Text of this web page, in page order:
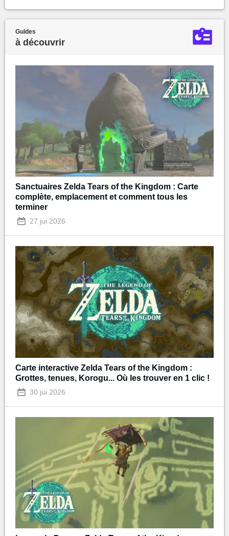
Guides
à découvrir
Sanctuaires Zelda Tears of the Kingdom : Carte
complète, emplacement et comment tous les
terminer
27 jui 2026
Carte interactive Zelda Tears of the Kingdom :
Grottes, tenues, Korogu... Où les trouver en 1 clic !
30 jui 2026